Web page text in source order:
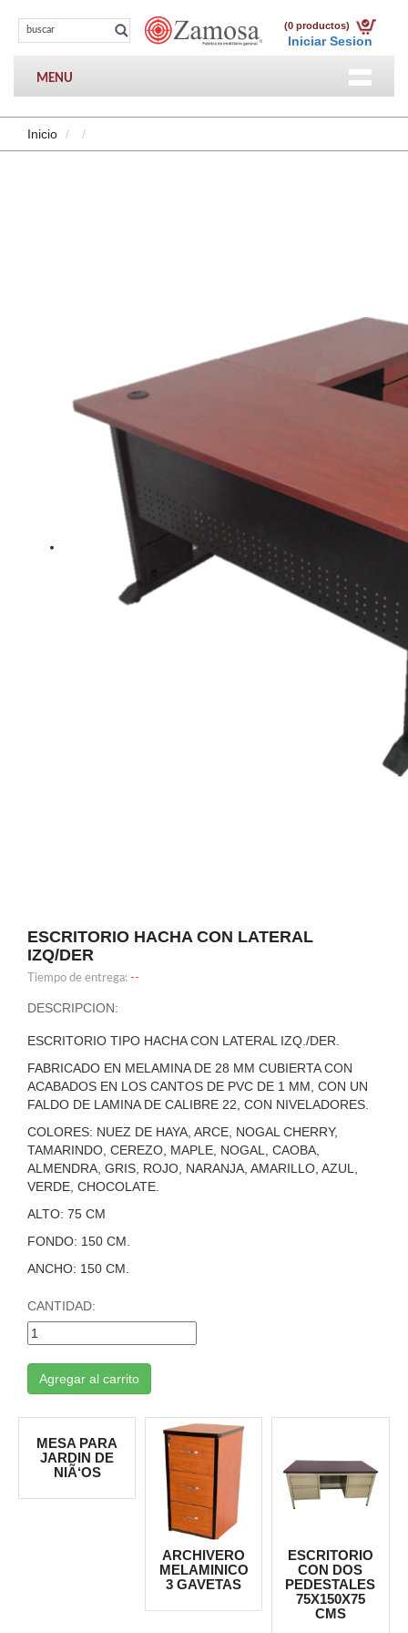
(0 productos)
Iniciar Sesion
MENU
Inicio
ESCRITORIO HACHA CON LATERAL
IZQ/DER
Tiempo de entrega: --
DESCRIPCION:
ESCRITORIO TIPO HACHA CON LATERAL IZQ./DER.
FABRICADO EN MELAMINA DE 28 MM CUBIERTA CON
ACABADOS EN LOS CANTOS DE PVC DE 1 MM, CON UN
FALDO DE LAMINA DE CALIBRE 22, CON NIVELADORES.
COLORES: NUEZ DE HAYA, ARCE, NOGAL CHERRY,
TAMARINDO, CEREZO, MAPLE, NOGAL, CAOBA,
ALMENDRA, GRIS, ROJO, NARANJA, AMARILLO, AZUL,
VERDE, CHOCOLATE.
ALTO: 75 CM
FONDO: 150 CM.
ANCHO: 150 CM.
CANTIDAD:
Agregar al carrito
MESA PARA
JARDIN DE
NIÃ‘OS
ARCHIVERO
MELAMINICO
3 GAVETAS
ESCRITORIO
CON DOS
PEDESTALES
75X150X75
CMS